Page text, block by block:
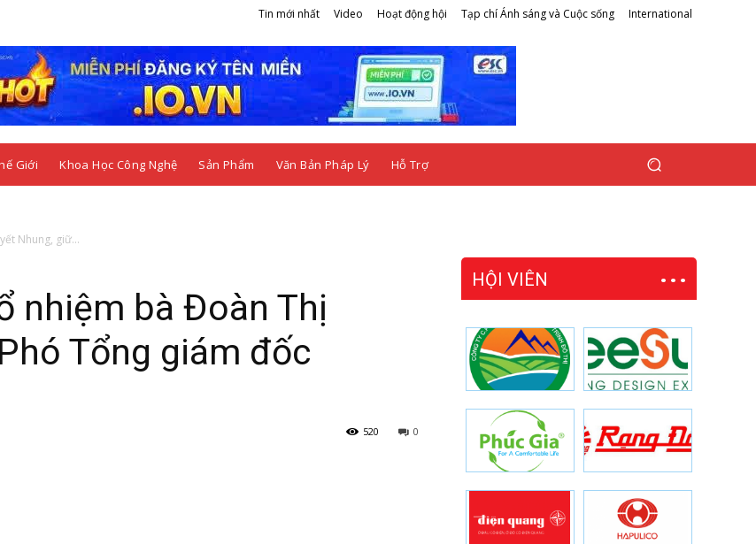
Tin mới nhất Video Hoạt động hội Tạp chí Ánh sáng và Cuộc sống International
Giới Khoa Học Công Nghệ Sản Phẩm Văn Bản Pháp Lý Hỗ Trợ
Nhung, giữ...
nhiệm bà Đoàn Thị
Tổng giám đốc
0
520
HỘI VIÊN